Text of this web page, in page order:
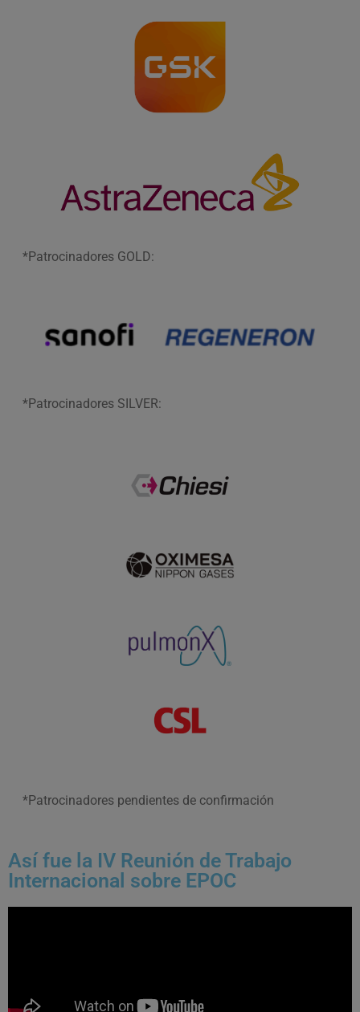
*Patrocinadores GOLD:
*Patrocinadores SILVER:
*Patrocinadores pendientes de confirmación
Así fue la IV Reunión de Trabajo
Internacional sobre EPOC